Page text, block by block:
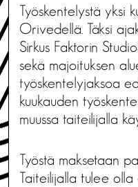
Työskentelystä yksi
Orivedellä. Täksi
Sirkus Faktorin
sekä majoituksen
työskentelyjaksoa
kuukauden
muussa taiteilijalla
Työstä maksetaan
Taiteilijalla tulee olla